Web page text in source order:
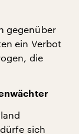
gegenüber
ein Verbot
die
sich